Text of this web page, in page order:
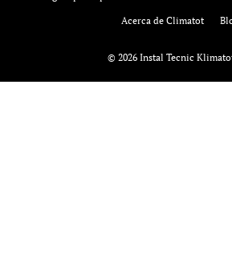
Acerca de Climatot
© 2026 Instal Tecnic